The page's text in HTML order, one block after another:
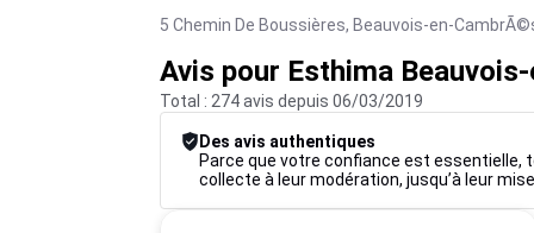
5 Chemin De Boussières, Beauvois-en-
Avis pour Esthima
Total : 274 avis depuis 06/03/2019
Des avis authentiques
Parce que votre confiance est essentielle,
collecte à leur modération, jusqu’à leur